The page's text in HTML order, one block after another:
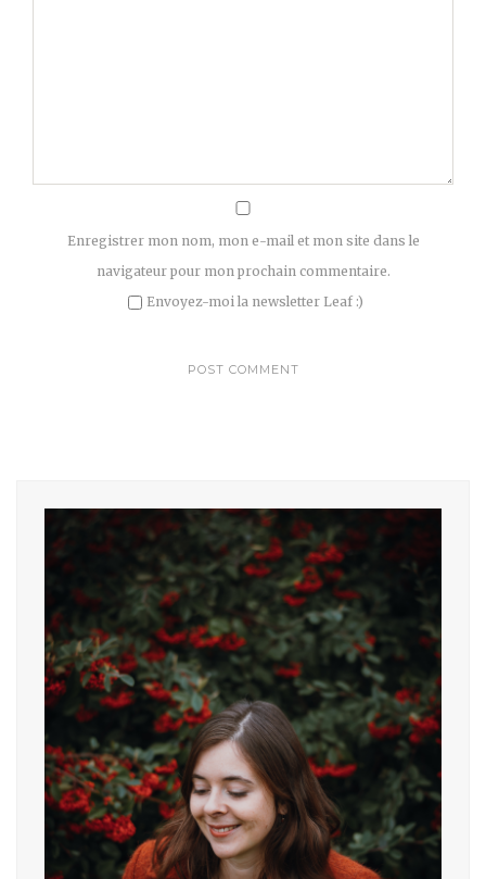
Enregistrer mon nom, mon e-mail et mon site dans le
navigateur pour mon prochain commentaire.
Envoyez-moi la newsletter Leaf :)